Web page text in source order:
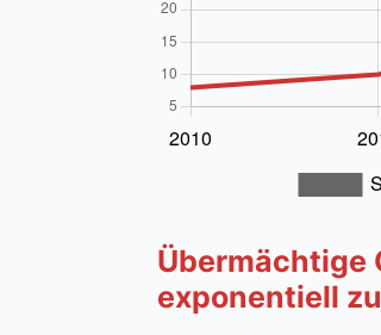
Übermächtige
exponentiell zu